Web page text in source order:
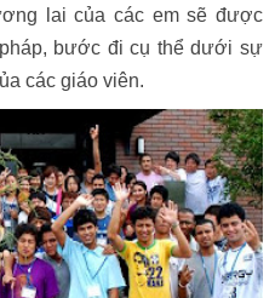
lai của các em sẽ được
bước đi cụ thể dưới sự
các giáo viên.